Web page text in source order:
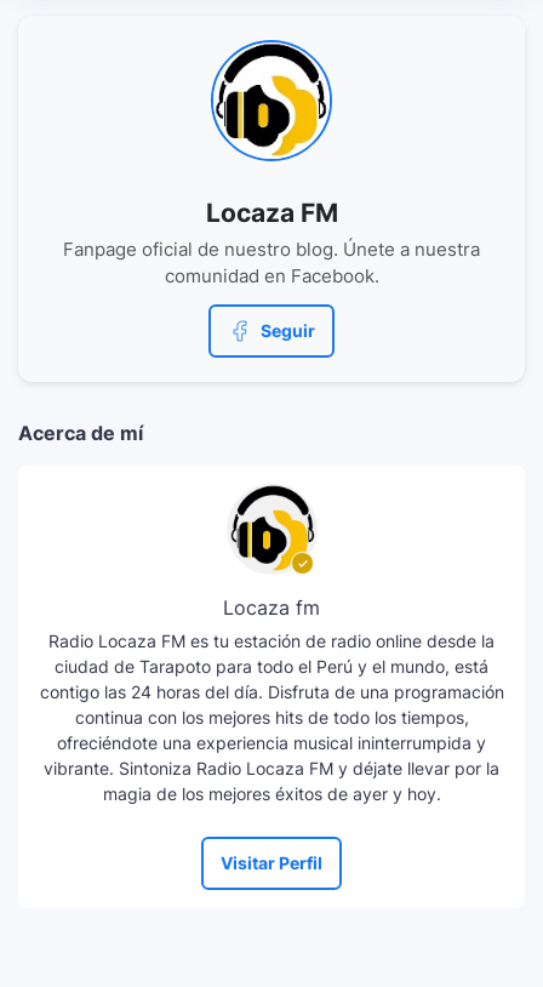
Locaza FM
Fanpage oficial de nuestro blog. Únete a nuestra
comunidad en Facebook.
Seguir
Acerca de mí
Locaza fm
Radio Locaza FM es tu estación de radio online desde la
ciudad de Tarapoto para todo el Perú y el mundo, está
contigo las 24 horas del día. Disfruta de una programación
continua con los mejores hits de todo los tiempos,
ofreciéndote una experiencia musical ininterrumpida y
vibrante. Sintoniza Radio Locaza FM y déjate llevar por la
magia de los mejores éxitos de ayer y hoy.
Visitar Perfil